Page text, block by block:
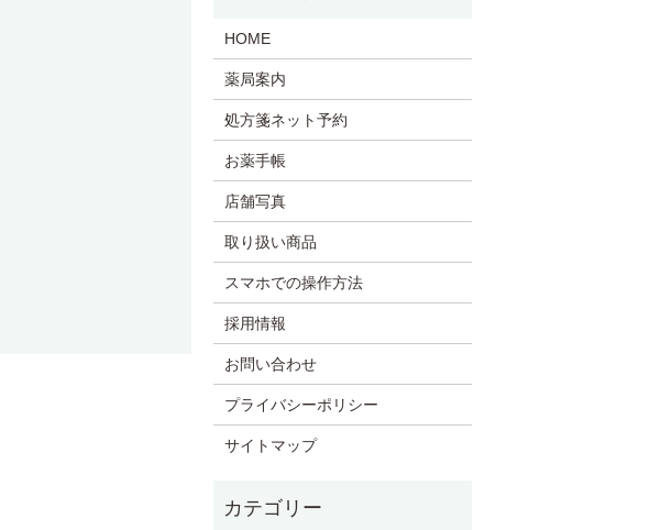
HOME
薬局案内
処方箋ネット予約
お薬手帳
店舗写真
取り扱い商品
スマホでの操作方法
採用情報
お問い合わせ
プライバシーポリシー
サイトマップ